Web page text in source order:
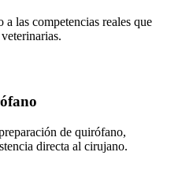
las competencias reales que
de quirófano,
directa al cirujano.